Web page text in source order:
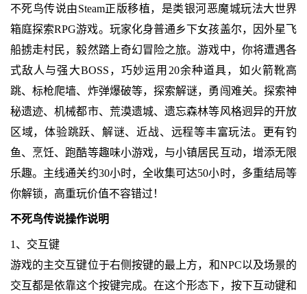
不死鸟传说由Steam正版移植，是类银河恶魔城玩法大世界
箱庭探索RPG游戏。玩家化身普通乡下女孩盖尔，因外星飞
船掳走村民，毅然踏上奇幻冒险之旅。游戏中，你将遭遇各
式敌人与强大BOSS，巧妙运用20余种道具，如火箭靴高
跳、标枪爬墙、炸弹爆破等，探索解谜，勇闯难关。探索神
秘遗迹、机械都市、荒漠遗城、遗忘森林等风格迥异的开放
区域，体验跳跃、解谜、近战、远程等丰富玩法。更有钓
鱼、烹饪、跑酷等趣味小游戏，与小镇居民互动，增添无限
乐趣。主线通关约30小时，全收集可达50小时，多重结局等
你解锁，高重玩价值不容错过！
不死鸟传说操作说明
1、交互键
游戏的主交互键位于右侧按键的最上方，和NPC以及场景的
交互都是依靠这个按键完成。在这个形态下，按下互动键和